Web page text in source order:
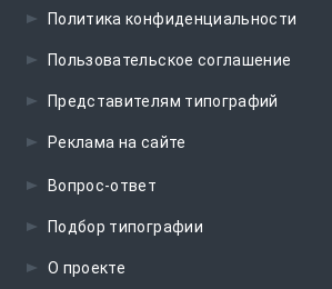
Политика конфиденциальности
Пользовательское соглашение
Представителям типографий
Реклама на сайте
Вопрос-ответ
Подбор типографии
О проекте